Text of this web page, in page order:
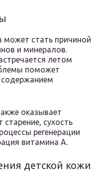
может стать причиной
и минералов.
летом
поможет
оказывает
сухость
регенерации
витамина А.
детской кожи